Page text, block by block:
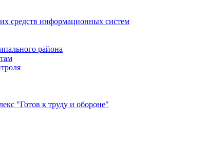
средств информационных систем
района
"Готов к труду и обороне"